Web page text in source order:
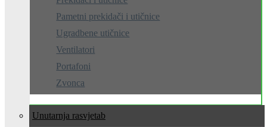
Pametni prekidači i utičnice
Ugradbene utičnice
Ventilatori
Portafoni
Zvonca
Unutarnja rasvjeta